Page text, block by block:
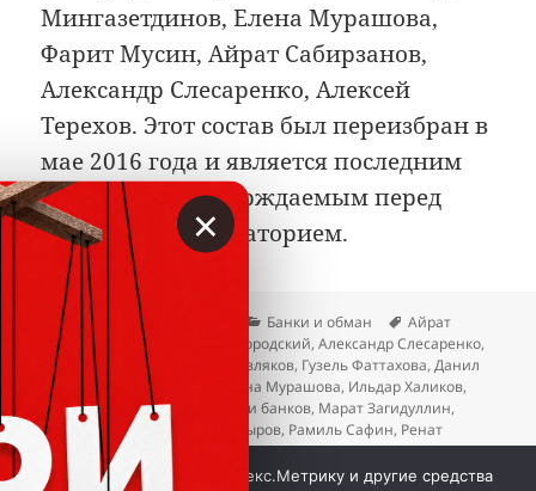
Мингазетдинов, Елена Мурашова,
Фарит Мусин, Айрат Сабирзанов,
Александр Слесаренко, Алексей
Терехов. Этот состав был переизбран в
мае 2016 года и является последним
публично подтверждаемым перед
декабрьским мораторием.
Опубликовано
23.04.2026 Рубрики
Банки и обман Метки
Айрат
Сабирзанов
Александр Белгородский,Александр Слесаренко,
Алексей Терехов
Вадим Мерзляков, Гузель Фаттахова,Данил
Волков
,Елена Леушина Елена Мурашова, Ильдар Халиков,
Ильдус Мингазетдинов
Крахи банков, Марат Загидуллин,
Наиля Тагирова
Рамиль Насыров, Рамиль Сафин, Ренат
Долотин, Роберт Мусин Роза Якушкина,Рустам Хакимов,
Сергей Мещанов
,Фарит Мусин Добавить комментарийк
Мы используем куки, Яндекс.Метрику и другие средства
×